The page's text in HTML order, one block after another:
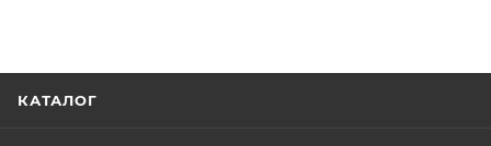
КАТАЛОГ